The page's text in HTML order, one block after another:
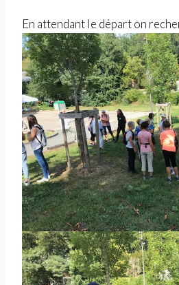
En attendant le départ on